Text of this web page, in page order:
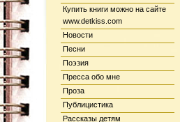
Купить книги можно на сайте
www.detkiss.com
Новости
Песни
Поэзия
Пресса обо мне
Проза
Публицистика
Рассказы детям